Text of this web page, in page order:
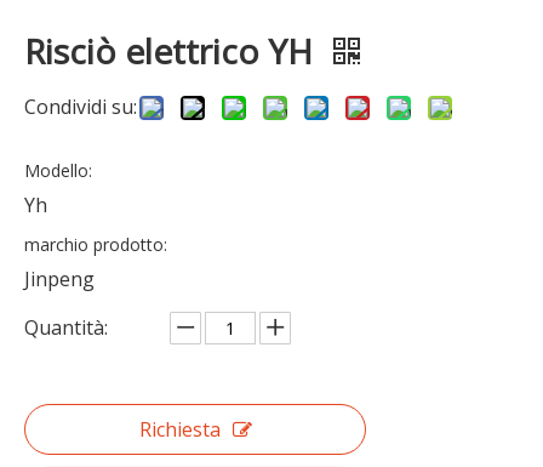
Risciò elettrico YH
Condividi su:
Modello:
Yh
marchio prodotto:
Jinpeng
Quantità:
Richiesta